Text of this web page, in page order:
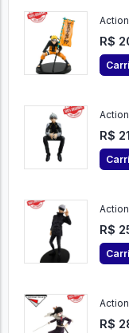
R$
R$
R$
R$